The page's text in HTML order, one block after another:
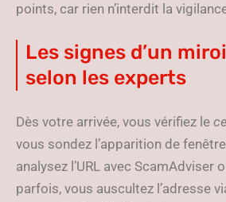
points, car rien n’interdit la
Les signes d’un
selon les experts
Dès votre arrivée, vous vérifiez le
vous sondez l’apparition de
analysez l’URL avec ScamAdviser
parfois, vous auscultez l’adresse